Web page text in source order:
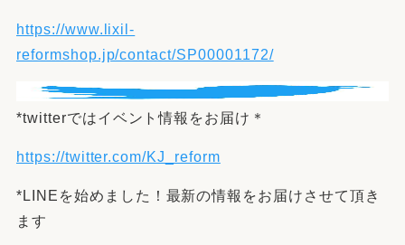
https://www.lixil-
reformshop.jp/contact/SP00001172/
*twitterではイベント情報をお届け＊
https://twitter.com/KJ_reform
*LINEを始めました！最新の情報をお届けさせて頂き
ます